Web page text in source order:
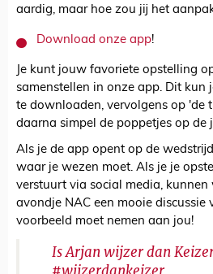
aardig, maar hoe zou jij het
Download onze app!
Je kunt jouw favoriete opstelling
samenstellen in onze app. Dit kun
te downloaden, vervolgens op 'de
daarna simpel de poppetjes op de
Als je de app opent op de
waar je wezen moet. Als je je
verstuurt via social media,
avondje NAC een mooie discussie
voorbeeld moet nemen aan jou!
Is Arjan wijzer dan